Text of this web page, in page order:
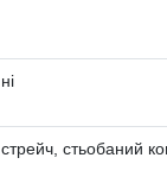
ні
стрейч, стьобаний